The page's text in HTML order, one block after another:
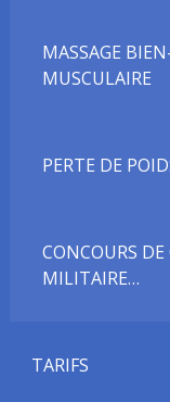
MASSAGE
MUSCULAIRE
PERTE DE
CONCOURS
MILITAIRE…
TARIFS